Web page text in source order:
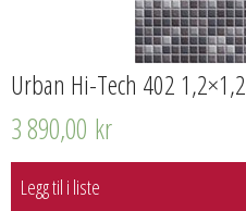
Urban Hi-Tech 402 1,2×1,2
3 890,00 kr
Legg til i liste